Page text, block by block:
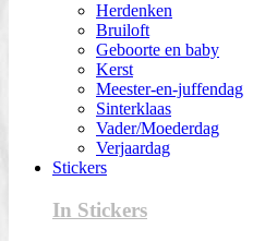
Herdenken
Bruiloft
Geboorte en baby
Kerst
Meester-en-juffendag
Sinterklaas
Vader/Moederdag
Verjaardag
Stickers
In Stickers